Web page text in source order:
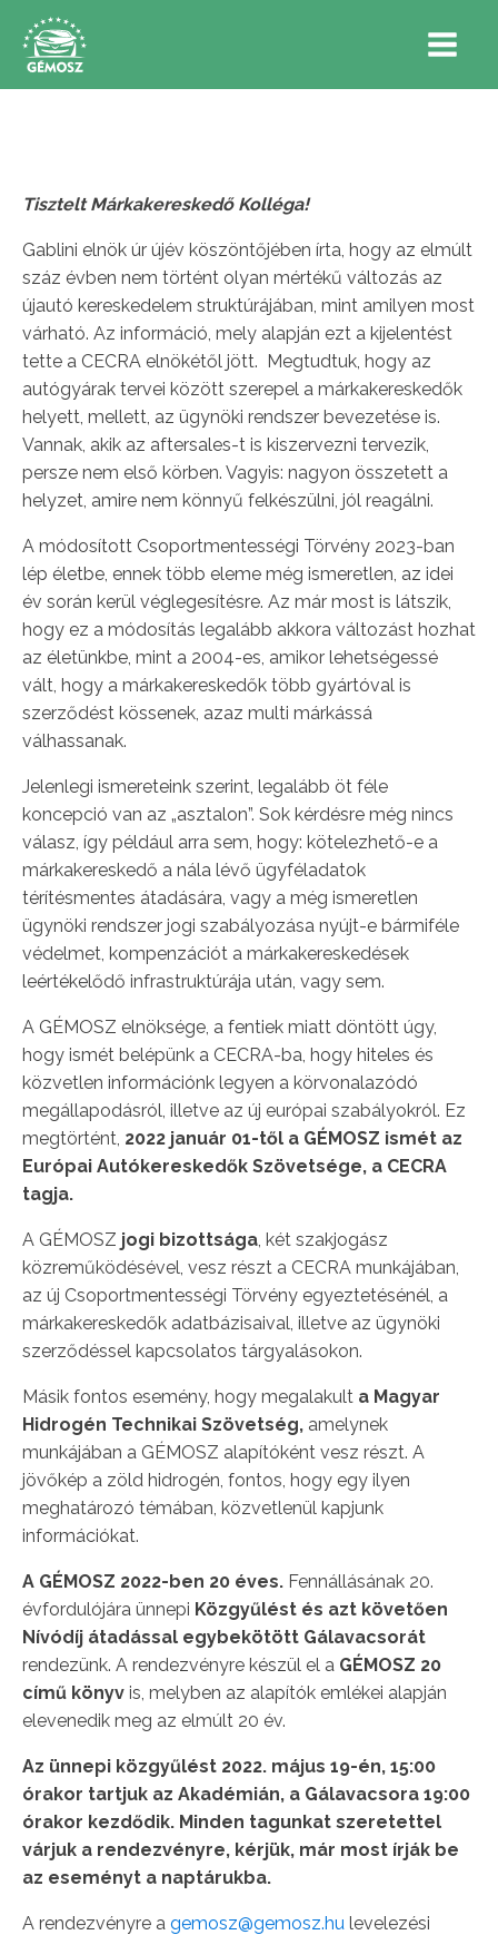
Tisztelt Márkakereskedő Kolléga!
Gablini elnök úr újév köszöntőjében írta, hogy az elmúlt
száz évben nem történt olyan mértékű változás az
újautó kereskedelem struktúrájában, mint amilyen most
várható. Az információ, mely alapján ezt a kijelentést
tette a CECRA elnökétől jött. Megtudtuk, hogy az
autógyárak tervei között szerepel a márkakereskedők
helyett, mellett, az ügynöki rendszer bevezetése is.
Vannak, akik az aftersales-t is kiszervezni tervezik,
persze nem első körben. Vagyis: nagyon összetett a
helyzet, amire nem könnyű felkészülni, jól reagálni.
A módosított Csoportmentességi Törvény 2023-ban
lép életbe, ennek több eleme még ismeretlen, az idei
év során kerül véglegesítésre. Az már most is látszik,
hogy ez a módosítás legalább akkora változást hozhat
az életünkbe, mint a 2004-es, amikor lehetségessé
vált, hogy a márkakereskedők több gyártóval is
szerződést kössenek, azaz multi márkássá
válhassanak.
Jelenlegi ismereteink szerint, legalább öt féle
koncepció van az „asztalon”. Sok kérdésre még nincs
válasz, így például arra sem, hogy: kötelezhető-e a
márkakereskedő a nála lévő ügyféladatok
térítésmentes átadására, vagy a még ismeretlen
ügynöki rendszer jogi szabályozása nyújt-e bármiféle
védelmet, kompenzációt a márkakereskedések
leértékelődő infrastruktúrája után, vagy sem.
A GÉMOSZ elnöksége, a fentiek miatt döntött úgy,
hogy ismét belépünk a CECRA-ba, hogy hiteles és
közvetlen információnk legyen a körvonalazódó
megállapodásról, illetve az új európai szabályokról. Ez
megtörtént, 2022 január 01-től a GÉMOSZ ismét az
Európai Autókereskedők Szövetsége, a CECRA
tagja.
A GÉMOSZ jogi bizottsága, két szakjogász
közreműködésével, vesz részt a CECRA munkájában,
az új Csoportmentességi Törvény egyeztetésénél, a
márkakereskedők adatbázisaival, illetve az ügynöki
szerződéssel kapcsolatos tárgyalásokon.
Másik fontos esemény, hogy megalakult a Magyar
Hidrogén Technikai Szövetség, amelynek
munkájában a GÉMOSZ alapítóként vesz részt. A
jövőkép a zöld hidrogén, fontos, hogy egy ilyen
meghatározó témában, közvetlenül kapjunk
információkat.
A GÉMOSZ 2022-ben 20 éves. Fennállásának 20.
évfordulójára ünnepi Közgyűlést és azt követően
Nívódíj átadással egybekötött Gálavacsorát
rendezünk. A rendezvényre készül el a GÉMOSZ 20
című könyv is, melyben az alapítók emlékei alapján
elevenedik meg az elmúlt 20 év.
Az ünnepi közgyűlést 2022. május 19-én, 15:00
órakor tartjuk az Akadémián, a Gálavacsora 19:00
órakor kezdődik. Minden tagunkat szeretettel
várjuk a rendezvényre, kérjük, már most írják be
az eseményt a naptárukba.
A rendezvényre a gemosz@gemosz.hu levelezési